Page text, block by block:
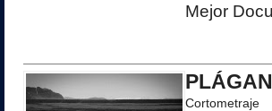
Mejor
Cortometraje